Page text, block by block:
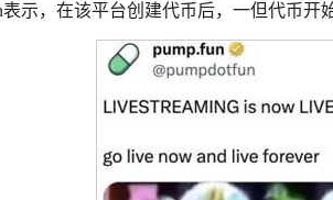
表示，在该平台创建代币后，一但代币